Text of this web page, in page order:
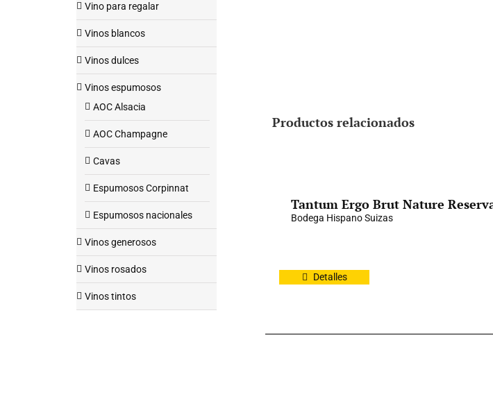
Productos relacionados
Tantum Ergo Brut Nature
Bodega Hispano Suizas
Detalles
Vino para regalar
Vinos blancos
Vinos dulces
Vinos espumosos
AOC Alsacia
AOC Champagne
Cavas
Espumosos Corpinnat
Espumosos nacionales
Vinos generosos
Vinos rosados
Vinos tintos